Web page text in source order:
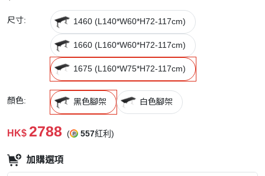
尺寸: 1460 (L140*W60*H72-117cm)
1660 (L160*W60*H72-117cm)
1675 (L160*W75*H72-117cm)
顏色: 黑色腳架 白色腳架
HK$ 2788 ( 557紅利)
加購選項